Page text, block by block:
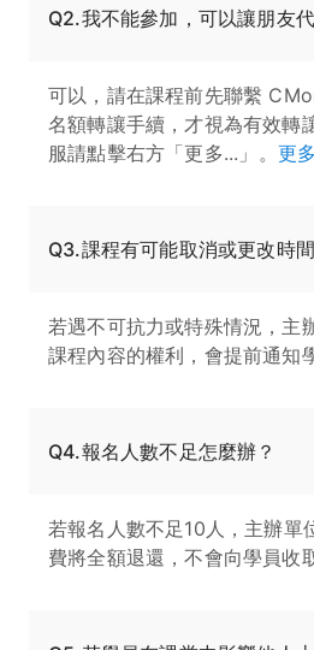
Q2.我不能參加，可以讓朋友
可以，請在課程前先聯繫
名額轉讓手續，才視為有效轉
服請點擊右方「更多...」。 更
Q3.課程有可能取消或更改時
若遇不可抗力或特殊情況，主
課程內容的權利，會提前通知
Q4.報名人數不足怎麼辦？
若報名人數不足10人，主辦單
費將全額退還，不會向學員收